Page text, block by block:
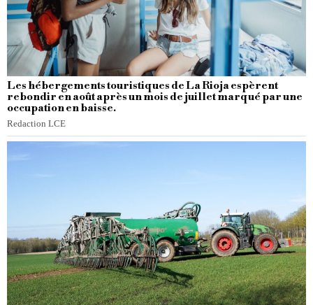
Les hébergements touristiques de La Rioja espèrent
rebondir en août après un mois de juillet marqué par une
occupation en baisse.
Redaction LCE